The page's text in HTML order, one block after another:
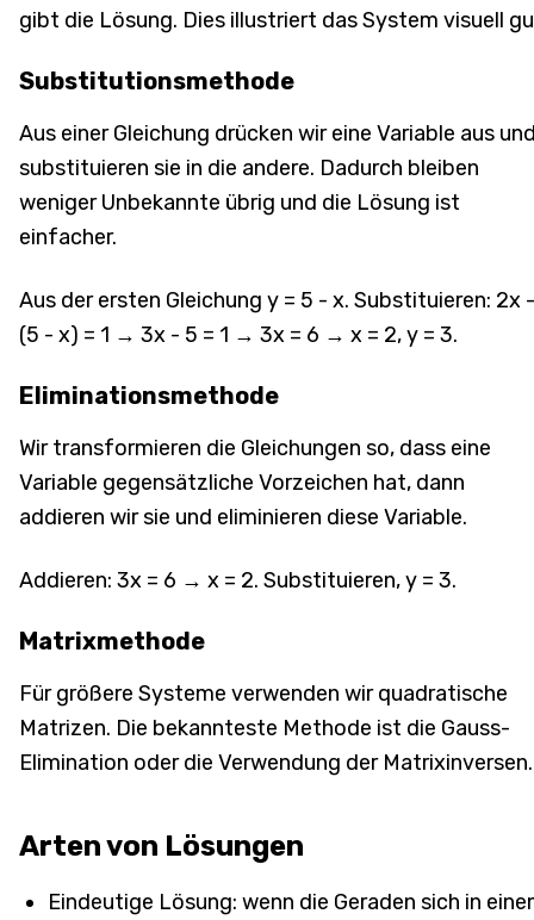
gibt die Lösung. Dies illustriert das System visuell
Substitutionsmethode
Aus einer Gleichung drücken wir eine Variable aus
substituieren sie in die andere. Dadurch bleiben
weniger Unbekannte übrig und die Lösung ist
einfacher.
Aus der ersten Gleichung y = 5 - x. Substituieren: 2x -
(5 - x) = 1 → 3x - 5 = 1 → 3x = 6 → x = 2, y = 3.
Eliminationsmethode
Wir transformieren die Gleichungen so, dass eine
Variable gegensätzliche Vorzeichen hat, dann
addieren wir sie und eliminieren diese Variable.
Addieren: 3x = 6 → x = 2. Substituieren, y = 3.
Matrixmethode
Für größere Systeme verwenden wir quadratische
Matrizen. Die bekannteste Methode ist die Gauss-
Elimination oder die Verwendung der Matrixinversen.
Arten von Lösungen
Eindeutige Lösung: wenn die Geraden sich in